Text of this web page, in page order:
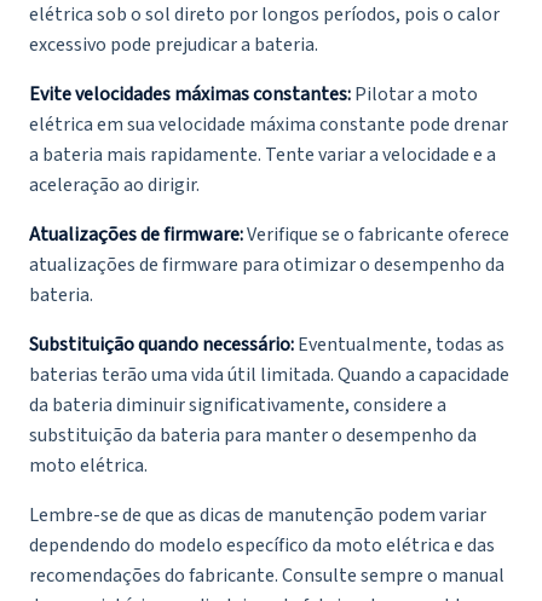
elétrica sob o sol direto por longos períodos, pois o calor
excessivo pode prejudicar a bateria.
Evite velocidades máximas constantes:Pilotar a moto
elétrica em sua velocidade máxima constante pode drenar
a bateria mais rapidamente. Tente variar a velocidade e a
aceleração ao dirigir.
Atualizações de firmware:Verifique se o fabricante oferece
atualizações de firmware para otimizar o desempenho da
bateria.
Substituição quando necessário:Eventualmente, todas as
baterias terão uma vida útil limitada. Quando a capacidade
da bateria diminuir significativamente, considere a
substituição da bateria para manter o desempenho da
moto elétrica.
Lembre-se de que as dicas de manutenção podem variar
dependendo do modelo específico da moto elétrica e das
recomendações do fabricante. Consulte sempre o manual